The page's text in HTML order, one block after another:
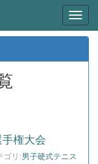
権大会
ゴリ:男子硬式テニス